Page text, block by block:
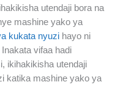
utendaji bora na
mashine yako ya
kukata nyuzihayo ni
vifaa hadi
ikihakikisha utendaji
katika mashine yako ya